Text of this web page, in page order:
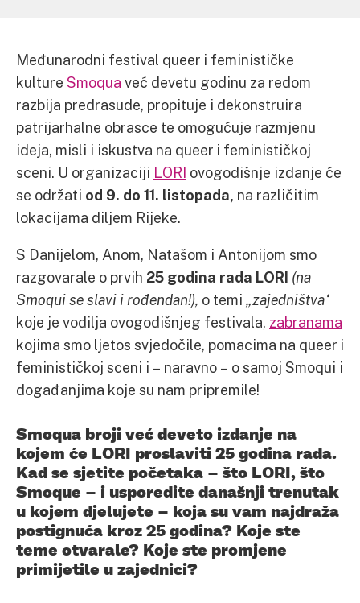
Međunarodni festival queer i feminističke
kulture Smoqua već devetu godinu za redom
razbija predrasude, propituje i dekonstruira
patrijarhalne obrasce te omogućuje razmjenu
ideja, misli i iskustva na queer i feminističkoj
sceni. U organizaciji LORI ovogodišnje izdanje će
se održati od 9. do 11. listopada, na različitim
lokacijama diljem Rijeke.
S Danijelom, Anom, Natašom i Antonijom smo
razgovarale o prvih 25 godina rada LORI (na
Smoqui se slavi i rođendan!), o temi „zajedništva“
koje je vodilja ovogodišnjeg festivala, zabranama
kojima smo ljetos svjedočile, pomacima na queer i
feminističkoj sceni i – naravno – o samoj Smoqui i
događanjima koje su nam pripremile!
Smoqua broji već deveto izdanje na
kojem će LORI proslaviti 25 godina rada.
Kad se sjetite početaka – što LORI, što
Smoque – i usporedite današnji trenutak
u kojem djelujete – koja su vam najdraža
postignuća kroz 25 godina? Koje ste
teme otvarale? Koje ste promjene
primijetile u zajednici?